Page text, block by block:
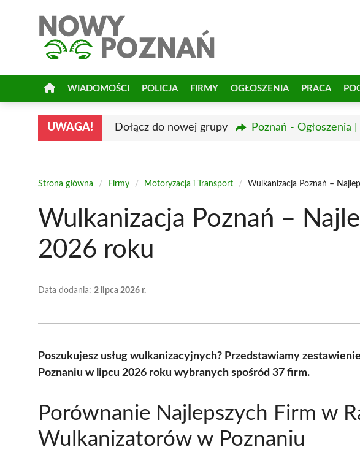
WIADOMOŚCI POLICJA FIRMY OGŁOSZENIA PRACA
UWAGA! Dołącz do nowej grupy Poznań - Ogłoszenia
Strona główna / Firmy / Motoryzacja i Transport / Wulkanizacja Poznań –
Wulkanizacja Poznań –
2026 roku
Data dodania: 2 lipca 2026 r.
Poszukujesz usług wulkanizacyjnych? Przedstawiamy
Poznaniu w lipcu 2026 roku wybranych spośród 37 firm.
Porównanie Najlepszych Firm w
Wulkanizatorów w Poznaniu